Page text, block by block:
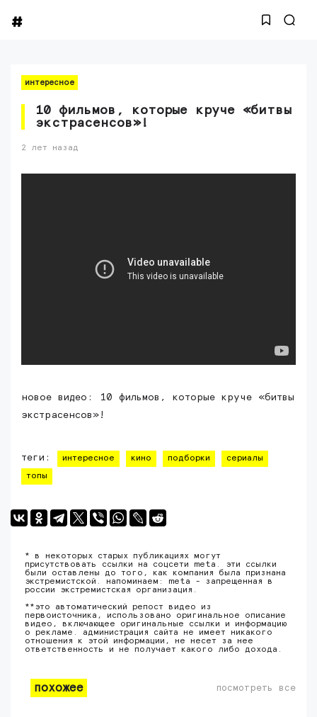
интересное
10 фильмов, которые круче «битвы
экстрасенсов»!
2 лет назад
новое видео: 10 фильмов, которые круче «битвы
экстрасенсов»!
теги: интересное кино подборки сериалы
топы
* в некоторых старых публикациях могут
присутствовать ссылки на соцсети meta. эти ссылки
были оставлены до того, как компания была признана
экстремистской. напоминаем: meta - запрещенная в
россии экстремистская организация.
**это автоматический репост видео из
первоисточника, использовано оригинальное описание
видео, включающее оригинальные ссылки и информацию
о рекламе. администрация сайта не имеет никакого
отношения к этой информации, не несет за нее
ответственность и не получает какого либо дохода.
похожее посмотреть все